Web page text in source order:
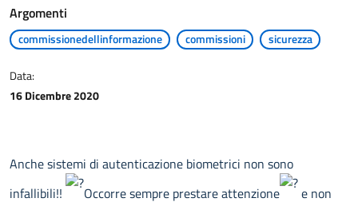
AGGIORNAMENTO PROFESSIONALE
Argomenti
commissionedellinformazione commissioni sicurezza
Data:
16 Dicembre 2020
Anche sistemi di autenticazione biometrici non sono
infallibili!!
Occorre sempre prestare attenzione
e non